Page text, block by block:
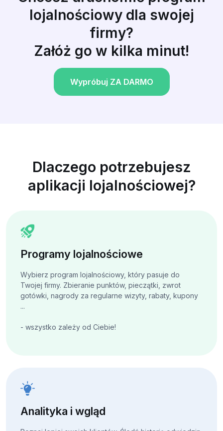
lojalnościowy dla swojej
firmy?
Załóż go w kilka minut!
Wypróbuj ZA DARMO
Dlaczego potrzebujesz
aplikacji lojalnościowej?
Programy lojalnościowe
Wybierz program lojalnościowy, który pasuje do
Twojej firmy. Zbieranie punktów, pieczątki, zwrot
gotówki, nagrody za regularne wizyty, rabaty, kupony
...
- wszystko zależy od Ciebie!
Analityka i wgląd